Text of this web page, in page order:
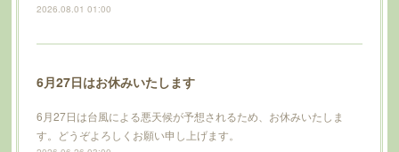
2026.08.01 01:00
6月27日はお休みいたします
6月27日は台風による悪天候が予想されるため、お休みいたしま
す。どうぞよろしくお願い申し上げます。